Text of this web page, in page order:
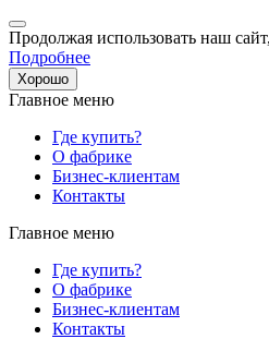
Продолжая использовать наш
Подробнее
Хорошо
Главное меню
Где купить?
О фабрике
Бизнес-клиентам
Контакты
Главное меню
Где купить?
О фабрике
Бизнес-клиентам
Контакты